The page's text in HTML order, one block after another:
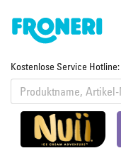
Kostenlose Service Hotline: